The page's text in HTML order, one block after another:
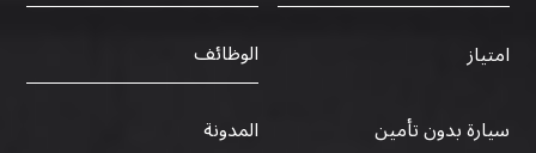
امتياز
الوظائف
سيارة بدون تأمين
المدونة